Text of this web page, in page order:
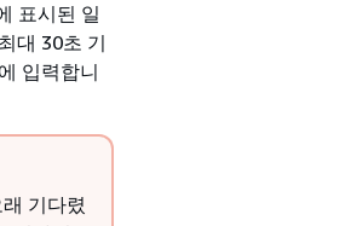
표시된 일
대 30초 기
입력합니
기다렸